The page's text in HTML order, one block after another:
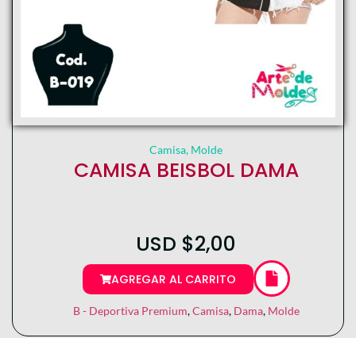
Camisa, Molde
CAMISA BEISBOL DAMA
USD $2,00
AGREGAR AL CARRITO
B - Deportiva Premium, Camisa, Dama, Molde